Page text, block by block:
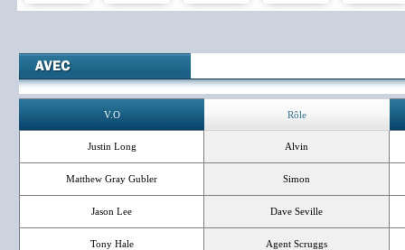
V.O Rôle
Justin Long Alvin
Matthew Gray Gubler Simon
Jason Lee Dave Seville
Tony Hale Agent Scruggs